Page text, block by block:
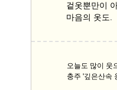
겉옷뿐만이
마음의 옷도.
오늘도 많이 웃
충주 '깊은산속